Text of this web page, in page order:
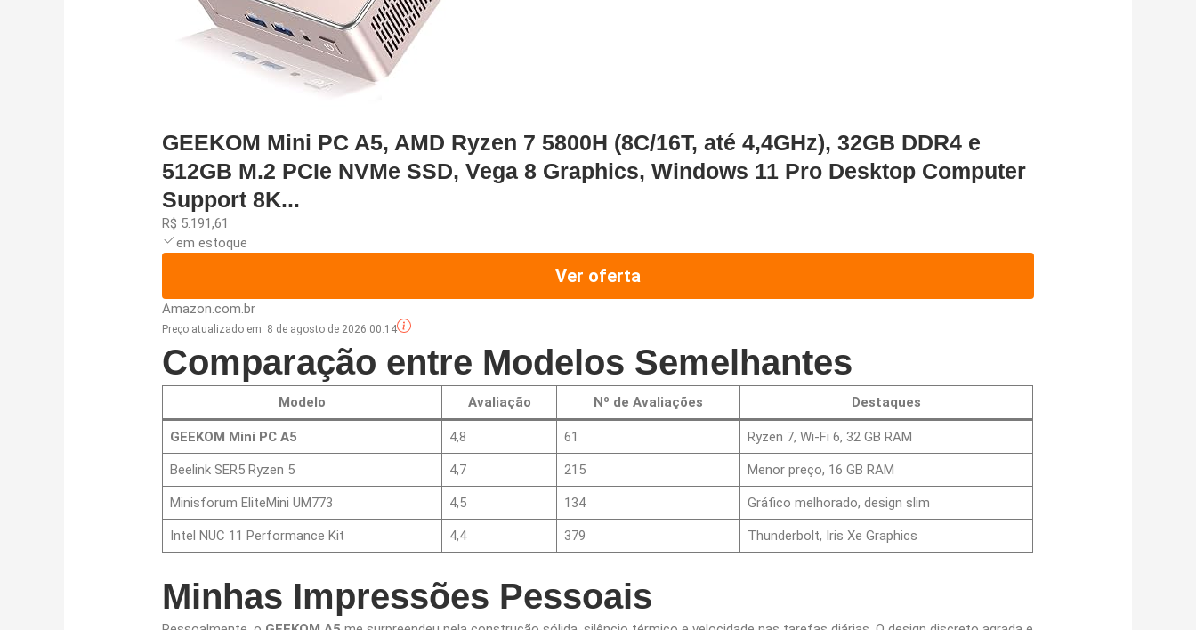
GEEKOM Mini PC A5, AMD Ryzen 7 5800H (8C/16T, até 4,4GHz), 32GB DDR4 e
512GB M.2 PCIe NVMe SSD, Vega 8 Graphics, Windows 11 Pro Desktop Computer
Support 8K...
R$ 5.191,61
em estoque
Ver oferta
Amazon.com.br
Preço atualizado em: 8 de agosto de 2026 00:14
Comparação entre Modelos Semelhantes
Modelo Avaliação Nº de Avaliações Destaques
GEEKOM Mini PC A5 4,8 61 Ryzen 7, Wi-Fi 6, 32 GB RAM
Beelink SER5 Ryzen 5 4,7 215 Menor preço, 16 GB RAM
Minisforum EliteMini UM773 4,5 134 Gráfico melhorado, design slim
Intel NUC 11 Performance Kit 4,4 379 Thunderbolt, Iris Xe Graphics
Minhas Impressões Pessoais